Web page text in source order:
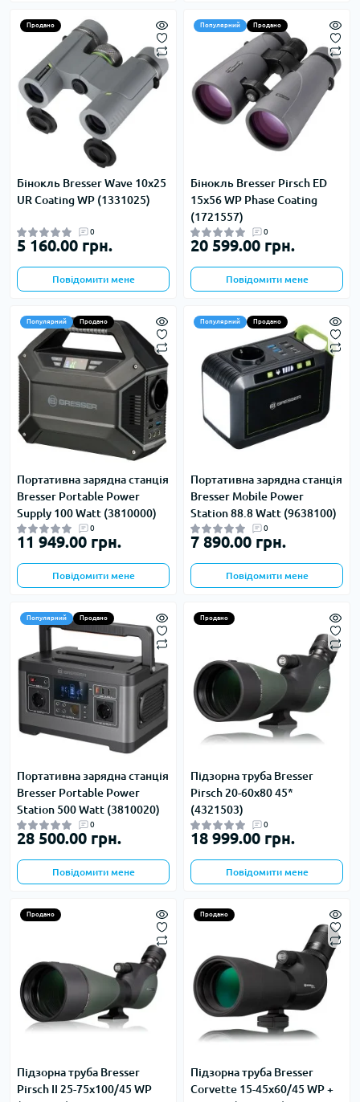
Продано
Бінокль Bresser Wave 10x25
UR Coating WP (1331025)
0
5 160.00 грн.
Повідомити мене
Популярний Продано
Бінокль Bresser Pirsch ED
15x56 WP Phase Coating
(1721557)
0
20 599.00 грн.
Повідомити мене
Популярний Продано
Портативна зарядна станція
Bresser Portable Power
Supply 100 Watt (3810000)
0
11 949.00 грн.
Повідомити мене
Популярний Продано
Портативна зарядна станція
Bresser Mobile Power
Station 88.8 Watt (9638100)
0
7 890.00 грн.
Повідомити мене
Популярний Продано
Портативна зарядна станція
Bresser Portable Power
Station 500 Watt (3810020)
0
28 500.00 грн.
Повідомити мене
Продано
Підзорна труба Bresser
Pirsch 20-60x80 45*
(4321503)
0
18 999.00 грн.
Повідомити мене
Продано
Підзорна труба Bresser
Pirsch II 25-75x100/45 WP
Продано
Підзорна труба Bresser
Corvette 15-45x60/45 WP +